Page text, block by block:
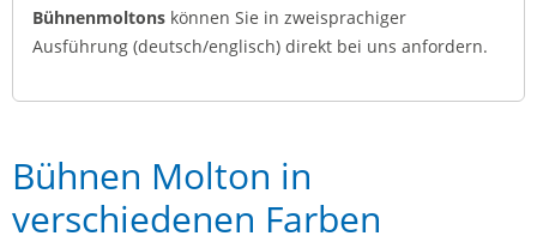
Bühnenmoltons können Sie in zweisprachiger
Ausführung (deutsch/englisch) direkt bei uns anfordern.
Bühnen Molton in
verschiedenen Farben